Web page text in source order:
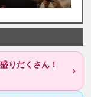
盛りだくさん！